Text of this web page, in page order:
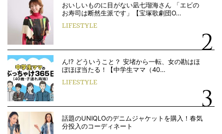
おいしいものに目がない凪七瑠海さん 「エビの
お寿司は断然生派です」【宝塚歌劇団O…
LIFESTYLE
ん!? どういうこと？ 安堵から一転、女の勘はほ
ぼほぼ当たる！【中学生ママ（40…
LIFESTYLE
話題のUNIQLOのデニムジャケットを購入！春気
分投入のコーディネート